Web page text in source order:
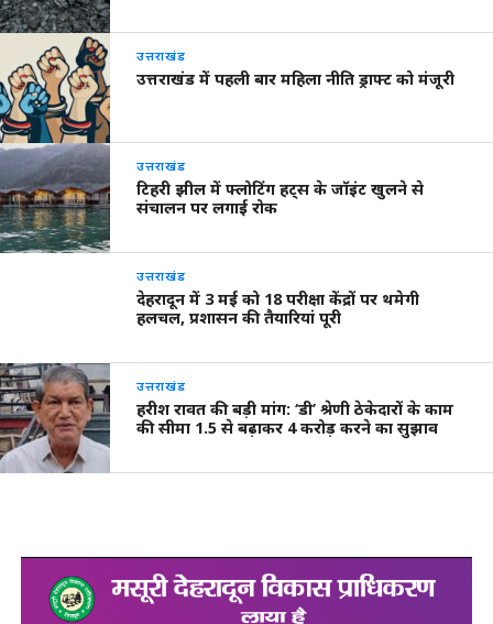
उत्तराखंड
उत्तराखंड में पहली बार महिला नीति ड्राफ्ट को मंजूरी
उत्तराखंड
टिहरी झील में फ्लोटिंग हट्स के जॉइंट खुलने से
संचालन पर लगाई रोक
उत्तराखंड
देहरादून में 3 मई को 18 परीक्षा केंद्रों पर थमेगी
हलचल, प्रशासन की तैयारियां पूरी
उत्तराखंड
हरीश रावत की बड़ी मांग: ‘डी’ श्रेणी ठेकेदारों के काम
की सीमा 1.5 से बढ़ाकर 4 करोड़ करने का सुझाव